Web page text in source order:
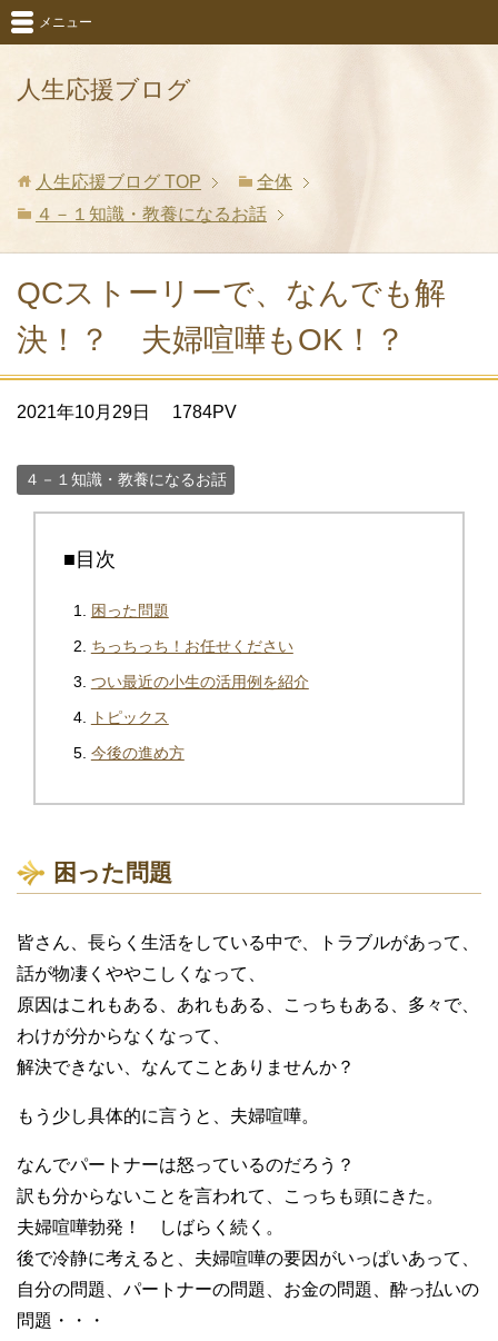
人生応援ブログ
メニュー
人生応援ブログ TOP
全体
４－１知識・教養になるお話
QCストーリーで、なんでも解
決！？ 夫婦喧嘩もOK！？
2021年10月29日 1784PV
４－１知識・教養になるお話
■目次
困った問題
ちっちっち！お任せください
つい最近の小生の活用例を紹介
トピックス
今後の進め方
困った問題
皆さん、長らく生活をしている中で、トラブルがあって、
話が物凄くややこしくなって、
原因はこれもある、あれもある、こっちもある、多々で、
わけが分からなくなって、
解決できない、なんてことありませんか？
もう少し具体的に言うと、夫婦喧嘩。
なんでパートナーは怒っているのだろう？
訳も分からないことを言われて、こっちも頭にきた。
夫婦喧嘩勃発！ しばらく続く。
後で冷静に考えると、夫婦喧嘩の要因がいっぱいあって、
自分の問題、パートナーの問題、お金の問題、酔っ払いの
問題・・・